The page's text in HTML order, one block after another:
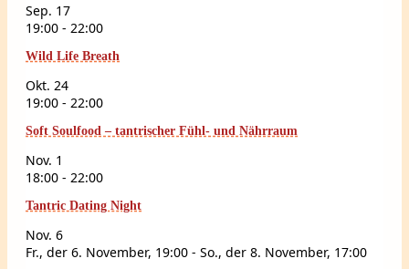
Sep. 17
19:00 - 22:00
Wild Life Breath
Okt. 24
19:00 - 22:00
Soft Soulfood – tantrischer Fühl- und Nährraum
Nov. 1
18:00 - 22:00
Tantric Dating Night
Nov. 6
Fr., der 6. November, 19:00 - So., der 8. November, 17:00